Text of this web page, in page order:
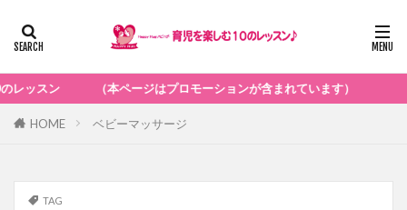
本ページはプロモーションが含まれています）
HOME ベビーマッサージ
TAG